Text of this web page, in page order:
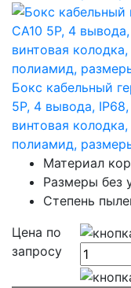
Бокс кабельный
5P, 4 вывода,
винтовая
полиамид,
Материал
Размеры без
Степень
Цена по
запросу